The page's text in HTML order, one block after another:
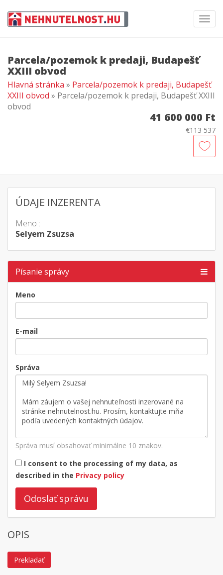
Parcela/pozemok k predaji, Budapešť
XXIII obvod
Hlavná stránka » Parcela/pozemok k predaji, Budapešť
XXIII obvod » Parcela/pozemok k predaji, Budapešť XXIII
obvod
41 600 000 Ft
€113 537
ÚDAJE INZERENTA
Meno :
Selyem Zsuzsa
Písanie správy
Meno
E-mail
Správa
Správa musí obsahovať minimálne 10 znakov.
I consent to the processing of my data, as
described in the Privacy policy
Odoslať správu
OPIS
Prekladať